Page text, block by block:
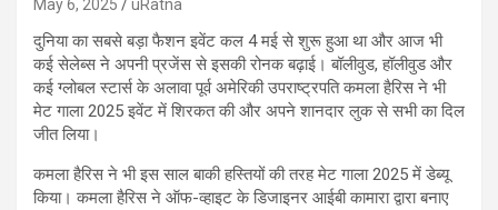
May 6, 2025 uRatna
दुनिया का सबसे बड़ा फैशन इवेंट कल 4 मई से शुरू हुआ था और आज भी
कई सेलेब्स ने अपनी प्रजेंस से इसकी रोनक बढ़ाई। बॉलीवुड, हॉलीवुड और
कई ग्लोबल स्टार्स के अलावा पूर्व अमेरिकी उपराष्ट्रपति कमला हैरिस ने भी
मेट गाला 2025 इवेंट में शिरकत की और अपने शानदार लुक से सभी का दिल
जीत लिया।
कमला हैरिस ने भी इस साल बाकी हस्तियों की तरह मेट गाला 2025 में डेब्यू
किया। कमला हैरिस ने ऑफ-व्हाइट के डिजाइनर आईबी कामारा द्वारा बनाए